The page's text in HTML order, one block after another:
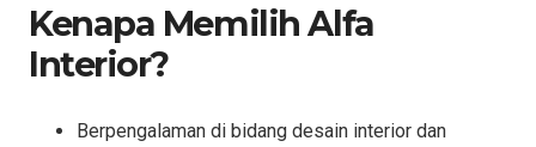
Kenapa Memilih Alfa
Interior?
Berpengalaman di bidang desain interior dan